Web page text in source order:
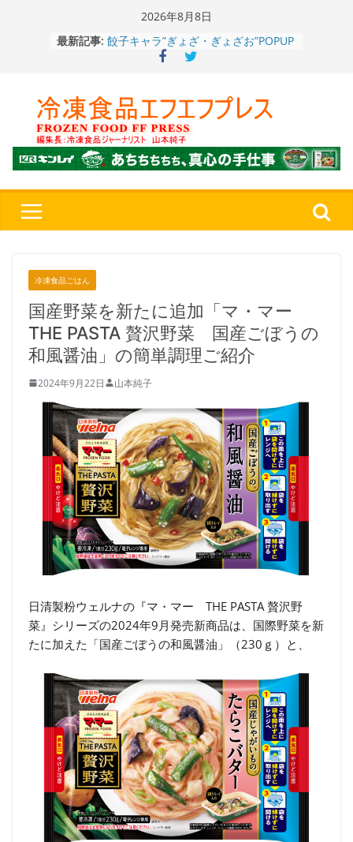
2026年8月8日
最新記事:
餃子キャラ”ぎょざ・ぎょざお”POPUP
ストアで作者にご挨拶、新作”れいと
うこ～こ～”を知る
WONDER YELLOW」復刻発売中
今まで無かった大盛！水から簡単レン
ジ♪ふわもちめん！！「冷凍 日清の
どん兵衛 大盛 きつねうどん」
「同 肉うどん」
メン」
冷凍食品ごはん
国産野菜を新たに追加「マ・マー
THE PASTA 贅沢野菜 国産ごぼうの
和風醤油」の簡単調理ご紹介
2024年9月22日 山本純子
日清製粉ウェルナの『マ・マー THE PASTA 贅沢野
菜』シリーズの2024年9月発売新商品は、国際野菜を新
たに加えた「国産ごぼうの和風醤油」（230ｇ）と、